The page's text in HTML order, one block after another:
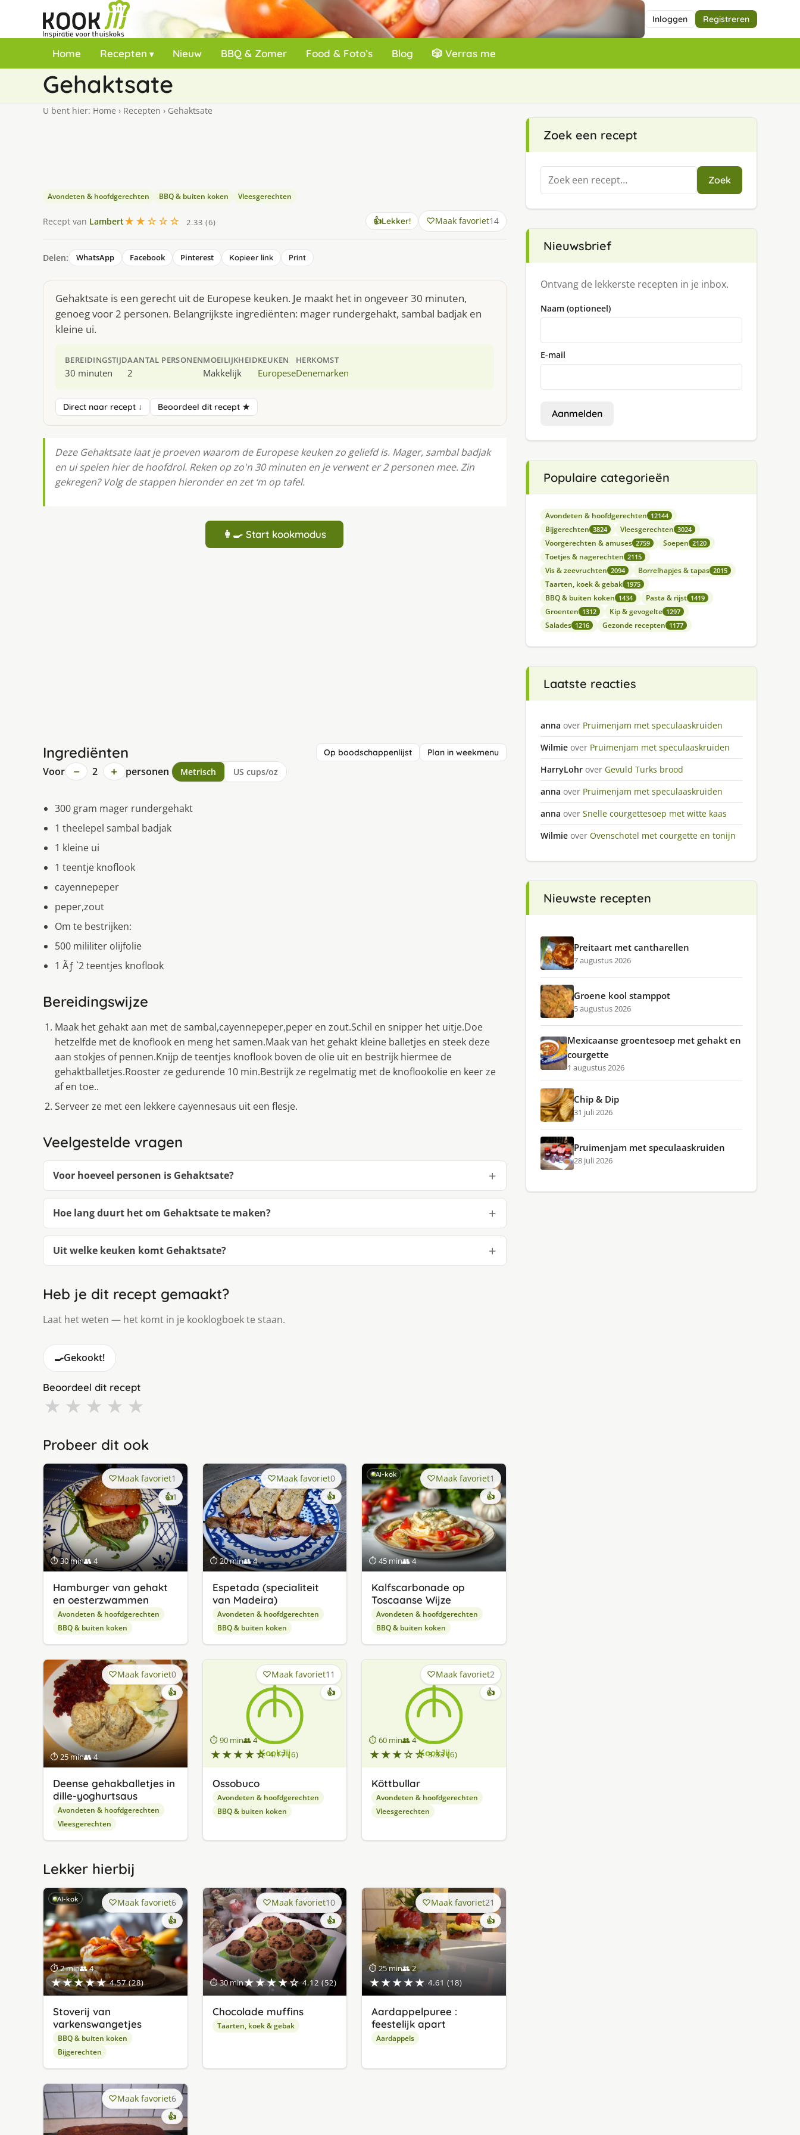
Inloggen Registreren
Home Recepten Nieuw BBQ & Zomer Food & Foto’s Blog 🎲 Verras me
Gehaktsate
U bent hier: Home › Recepten › Gehaktsate
Avondeten & hoofdgerechten BBQ & buiten koken Vleesgerechten
Recept van Lambert★★☆☆☆ 2.33 (6) 👍Lekker! Maak favoriet14
Delen: WhatsApp Facebook Pinterest Kopieer link Print
Gehaktsate is een gerecht uit de Europese keuken. Je maakt het in ongeveer 30 minuten,
genoeg voor 2 personen. Belangrijkste ingrediënten: mager rundergehakt, sambal badjak en
kleine ui.
BEREIDINGSTIJD
30 minuten
AANTAL PERSONEN
2
MOEILIJKHEID
Makkelijk
KEUKEN
Europese
HERKOMST
Denemarken
Direct naar recept ↓ Beoordeel dit recept ★
Deze Gehaktsate laat je proeven waarom de Europese keuken zo geliefd is. Mager, sambal badjak
en ui spelen hier de hoofdrol. Reken op zo'n 30 minuten en je verwent er 2 personen mee. Zin
gekregen? Volg de stappen hieronder en zet ‘m op tafel.
👩‍🍳 Start kookmodus
Ingrediënten Op boodschappenlijst Plan in weekmenu
Voor − 2 + personen Metrisch US cups/oz
300 gram mager rundergehakt
1 theelepel sambal badjak
1 kleine ui
1 teentje knoflook
cayennepeper
peper,zout
Om te bestrijken:
500 mililiter olijfolie
1 Ãƒ `2 teentjes knoflook
Bereidingswijze
Maak het gehakt aan met de sambal,cayennepeper,peper en zout.Schil en snipper het uitje.Doe
hetzelfde met de knoflook en meng het samen.Maak van het gehakt kleine balletjes en steek deze
aan stokjes of pennen.Knijp de teentjes knoflook boven de olie uit en bestrijk hiermee de
gehaktballetjes.Rooster ze gedurende 10 min.Bestrijk ze regelmatig met de knoflookolie en keer ze
af en toe..
Serveer ze met een lekkere cayennesaus uit een flesje.
Veelgestelde vragen
Voor hoeveel personen is Gehaktsate?
Hoe lang duurt het om Gehaktsate te maken?
Uit welke keuken komt Gehaktsate?
Heb je dit recept gemaakt?
Laat het weten — het komt in je kooklogboek te staan.
🍳Gekookt!
Beoordeel dit recept
★ ★ ★ ★ ★
Probeer dit ook
⏱ 30 min👥 4
Maak favoriet1
👍1keer
lekker
gevonden
Hamburger van gehakt
en oesterzwammen
Avondeten & hoofdgerechten
BBQ & buiten koken
⏱ 20 min👥 4
Maak favoriet0
👍
Espetada (specialiteit
van Madeira)
Avondeten & hoofdgerechten
BBQ & buiten koken
AI-kok
⏱ 45 min👥 4
Maak favoriet1
👍
Kalfscarbonade op
Toscaanse Wijze
Avondeten & hoofdgerechten
BBQ & buiten koken
⏱ 25 min👥 4
Maak favoriet0
👍
Deense gehakballetjes in
dille-yoghurtsaus
Avondeten & hoofdgerechten
Vleesgerechten
⏱ 90 min👥 4
★★★★☆ 4.17 (6)
Maak favoriet11
👍
Ossobuco
Avondeten & hoofdgerechten
BBQ & buiten koken
⏱ 60 min👥 4
★★★☆☆ 3.33 (6)
Maak favoriet2
👍
Köttbullar
Avondeten & hoofdgerechten
Vleesgerechten
Lekker hierbij
AI-kok
⏱ 2 min👥 4
★★★★★ 4.57 (28)
Maak favoriet6
👍
Stoverij van
varkenswangetjes
BBQ & buiten koken
Bijgerechten
⏱ 30 min★★★★☆ 4.12 (52)
Maak favoriet10
👍
Chocolade muffins
Taarten, koek & gebak
⏱ 25 min👥 2
★★★★★ 4.61 (18)
Maak favoriet21
👍
Aardappelpuree :
feestelijk apart
Aardappels
Maak favoriet6
👍
Zoek een recept
Zoeken
naar:
Zoek
Nieuwsbrief
Ontvang de lekkerste recepten in je inbox.
Naam (optioneel)
E-mail
Aanmelden
Populaire categorieën
Avondeten & hoofdgerechten 12144
Bijgerechten 3824 Vleesgerechten 3024
Voorgerechten & amuses 2759 Soepen 2120
Toetjes & nagerechten 2115
Vis & zeevruchten 2094 Borrelhapjes & tapas 2015
Taarten, koek & gebak 1975
BBQ & buiten koken 1434 Pasta & rijst 1419
Groenten 1312 Kip & gevogelte 1297
Salades 1216 Gezonde recepten 1177
Laatste reacties
anna over Pruimenjam met speculaaskruiden
Wilmie over Pruimenjam met speculaaskruiden
HarryLohr over Gevuld Turks brood
anna over Pruimenjam met speculaaskruiden
anna over Snelle courgettesoep met witte kaas
Wilmie over Ovenschotel met courgette en tonijn
Nieuwste recepten
Preitaart met cantharellen
7 augustus 2026
Groene kool stamppot
5 augustus 2026
Mexicaanse groentesoep met gehakt en
courgette
1 augustus 2026
Chip & Dip
31 juli 2026
Pruimenjam met speculaaskruiden
28 juli 2026